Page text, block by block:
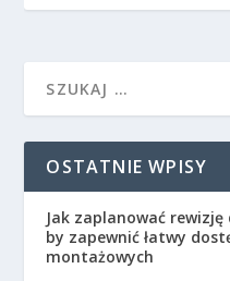
OSTATNIE WPISY
Jak zaplanować
by zapewnić łatwy
montażowych